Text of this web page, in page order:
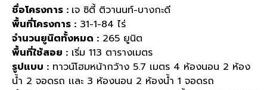
ชื่อโครงการ : เจ ซิตี้ ติวานนท์-บางกะดี
พื้นที่โครงการ : 31-1-84 ไร่
จำนวนยูนิตทั้งหมด : 265 ยูนิต
พื้นที่ใช้สอย : เริ่ม 113 ตารางเมตร
รูปแบบ : ทาวน์โฮมหน้ากว้าง 5.7 เมตร 4 ห้องนอน 2 ห้อง
น้ำ 2 จอดรถ เเละ 3 ห้องนอน 2 ห้องน้ำ 1 จอดรถ